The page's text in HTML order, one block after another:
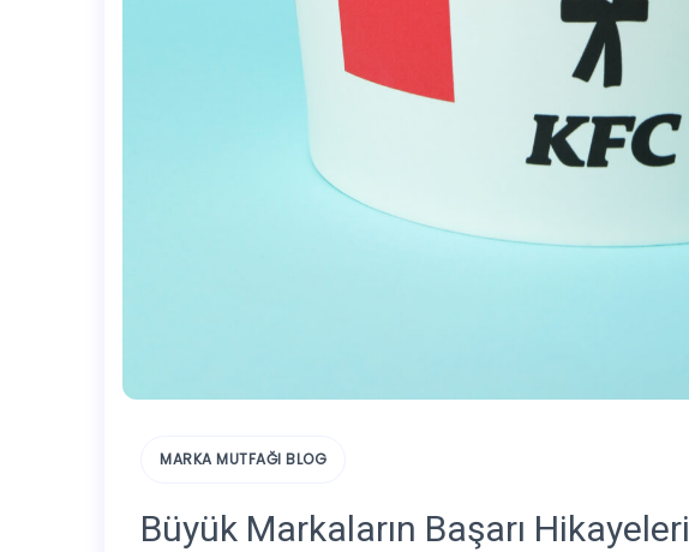
MARKA MUTFAĞI BLOG
Büyük Markaların Başarı Hikayeleri